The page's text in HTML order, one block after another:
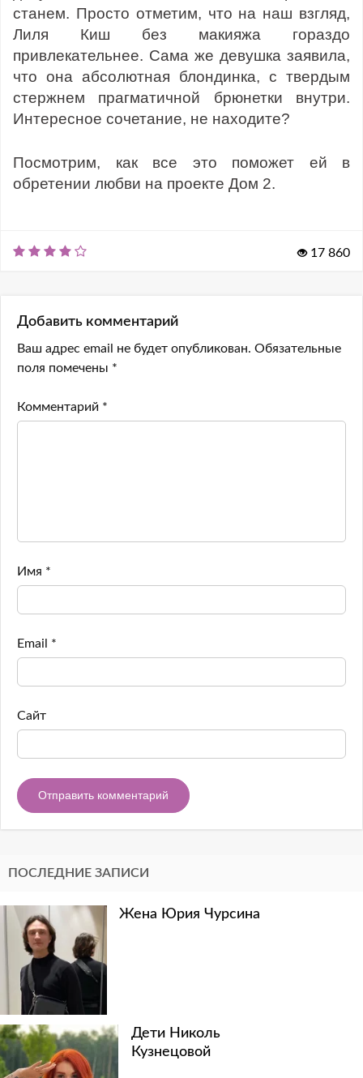
станем. Просто отметим, что на наш взгляд,
Лиля Киш без макияжа гораздо
привлекательнее. Сама же девушка заявила,
что она абсолютная блондинка, с твердым
стержнем прагматичной брюнетки внутри.
Интересное сочетание, не находите?
Посмотрим, как все это поможет ей в
обретении любви на проекте Дом 2.
17 860
Добавить комментарий
Ваш адрес email не будет опубликован. Обязательные
поля помечены *
Комментарий *
Имя *
Email *
Сайт
ПОСЛЕДНИЕ ЗАПИСИ
Жена Юрия Чурсина
Дети Николь
Кузнецовой